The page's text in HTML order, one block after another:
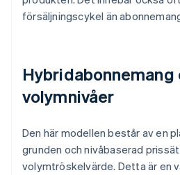
försäljningscykel än
Hybridabonnemang
volymnivåer
Den här modellen består av en
grunden och nivåbaserad
volymtröskelvärde. Detta är en